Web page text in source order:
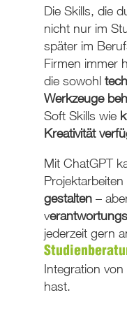
Die Skills, die
nicht nur im
später im
Firmen immer
die sowohl
Werkzeuge
Soft Skills wie
Kreativität
Mit ChatGPT
gestalten–
v
jederzeit gern
Integration
hast.